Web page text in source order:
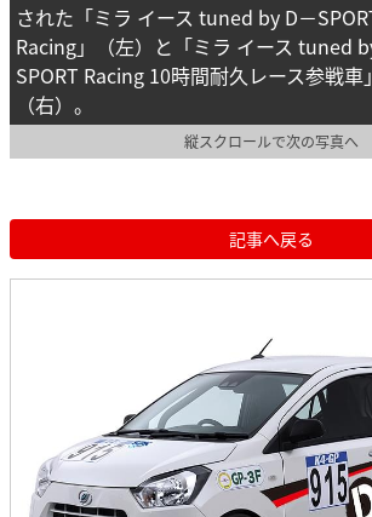
された「ミラ イース tuned by D－
Racing」（左）と「ミラ イース tuned
SPORT Racing 10時間耐久レース参戦車」
（右）。
縦スクロールで次の写真へ
記事へ戻る